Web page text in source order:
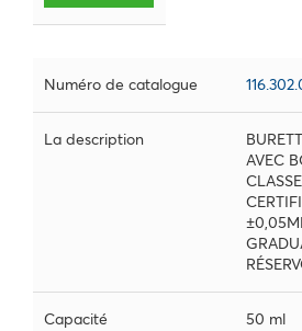
Numéro de catalogue
La description
AVEC
Capacité 50 ml